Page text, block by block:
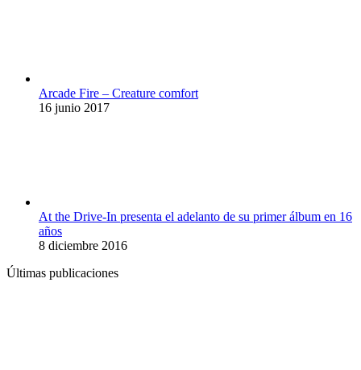
Arcade Fire – Creature comfort
16 junio 2017
At the Drive-In presenta el adelanto de su primer álbum en 16
años
8 diciembre 2016
Últimas publicaciones